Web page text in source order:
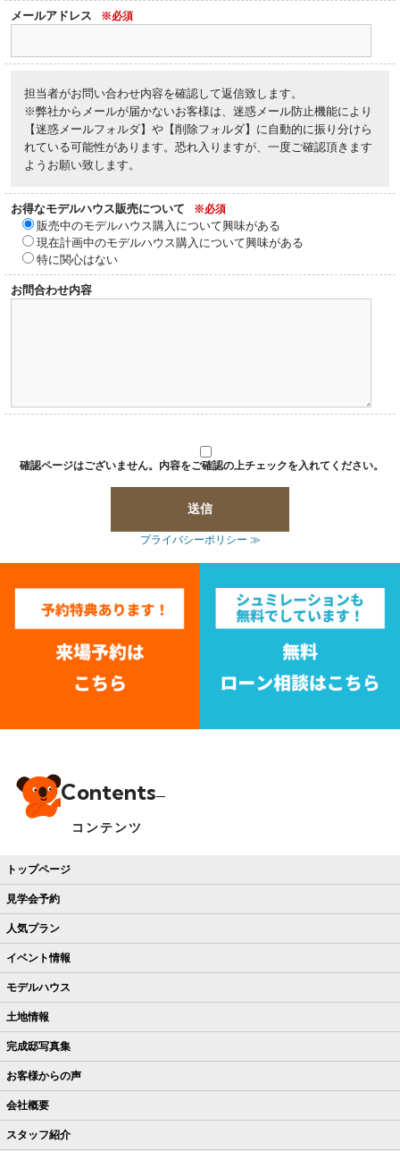
メールアドレス ※必須
担当者がお問い合わせ内容を確認して返信致します。
※弊社からメールが届かないお客様は、迷惑メール防止機能により
【迷惑メールフォルダ】や【削除フォルダ】に自動的に振り分けら
れている可能性があります。恐れ入りますが、一度ご確認頂きます
ようお願い致します。
お得なモデルハウス販売について ※必須
販売中のモデルハウス購入について興味がある
現在計画中のモデルハウス購入について興味がある
特に関心はない
お問合わせ内容
確認ページはございません。内容をご確認の上チェックを入れてください。
プライバシーポリシー ≫
Contents
コンテンツ
トップページ
見学会予約
人気プラン
イベント情報
モデルハウス
土地情報
完成邸写真集
お客様からの声
会社概要
スタッフ紹介